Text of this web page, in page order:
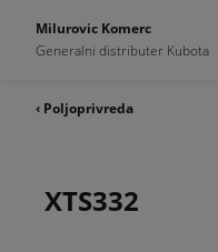
Milurovic Komerc
Generalni distributer Kubota
‹ Poljoprivreda
XTS332